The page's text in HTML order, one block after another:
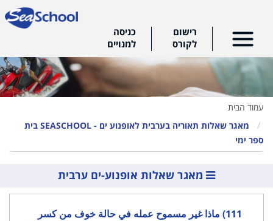
כניסה
למנויים
רישום
לקורס
עמוד הבית
מאגר שאלות תאוריה בערבית לאופנוע ים - SEASCHOOL בית
ספר ימי
מאגר שאלות אופנוע-ים ערבית
111) ماذا غير مسموح عمله في حالة خوف من كسر